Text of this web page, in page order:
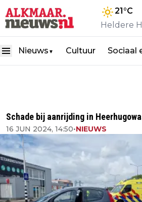
21°C
Heldere
Nieuws ▼ Cultuur Sociaal
Schade bij aanrijding in
16 JUN 2024, 14:50•NIEUWS